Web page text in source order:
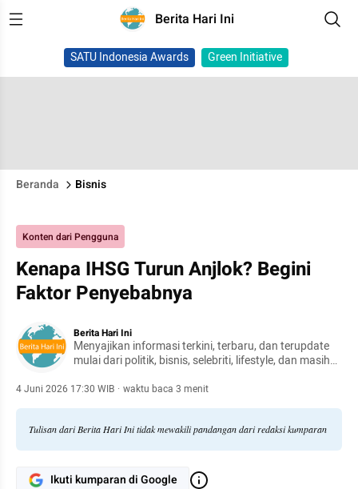
Berita Hari Ini
SATU Indonesia Awards Green Initiative
Beranda Bisnis
Konten dari Pengguna
Kenapa IHSG Turun Anjlok? Begini
Faktor Penyebabnya
Berita Hari Ini
Menyajikan informasi terkini, terbaru, dan terupdate
mulai dari politik, bisnis, selebriti, lifestyle, dan masih
4 Juni 2026 17:30 WIB · waktu baca 3 menit
Tulisan dari Berita Hari Ini tidak mewakili pandangan dari redaksi kumparan
Ikuti kumparan di Google